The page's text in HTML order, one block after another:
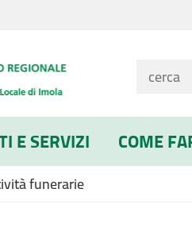
E SERVIZI COME
funerarie